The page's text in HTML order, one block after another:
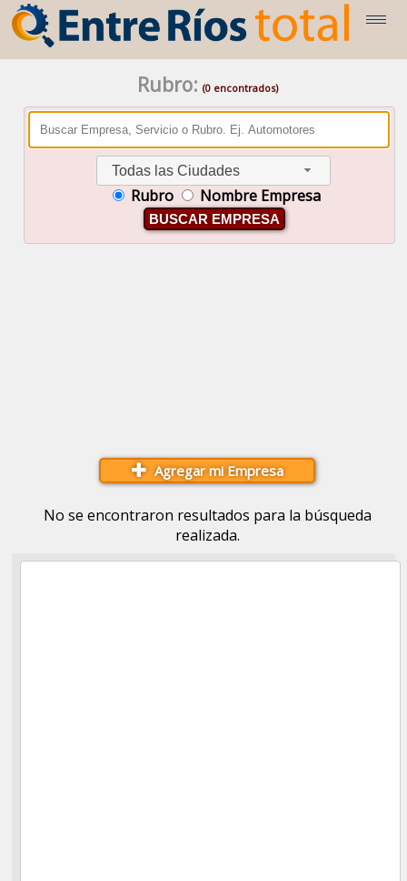
Rubro: (0 encontrados)
Todas las Ciudades
Rubro Nombre Empresa
BUSCAR EMPRESA
Agregar mi Empresa
No se encontraron resultados para la búsqueda
realizada.